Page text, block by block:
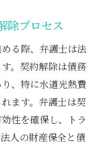
除プロセス
る際、弁護士は法
。契約解除は債務
、特に水道光熱費
ます。弁護士は契
性を確保し、トラ
人の財産保全と債